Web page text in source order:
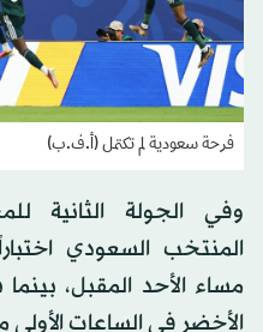
فرحة سعودية لم تكتمل (أ.ف.ب)
وفي الجولة الثانية
المنتخب السعودي
مساء الأحد المقبل،
الأخضر في الساعات الأولى